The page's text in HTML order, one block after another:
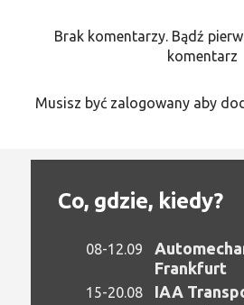
Brak komentarzy. Bądź
komentarz
Musisz być zalogowany aby
Co, gdzie, kiedy?
08-12.09
Frankfurt
15-20.08 IAA